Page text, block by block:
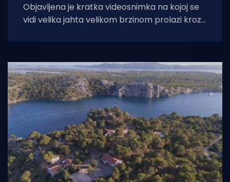
Objavljena je kratka videosnimka na kojoj se
vidi velika jahta velikom brzinom prolazi kroz